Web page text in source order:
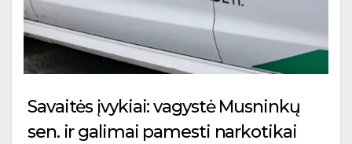
Savaitės įvykiai: vagystė Musninkų
sen. ir galimai pamesti narkotikai